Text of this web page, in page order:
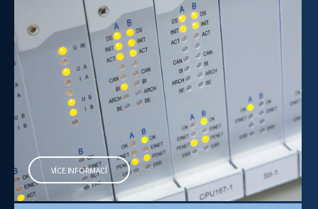
VÍCE INFORMACÍ